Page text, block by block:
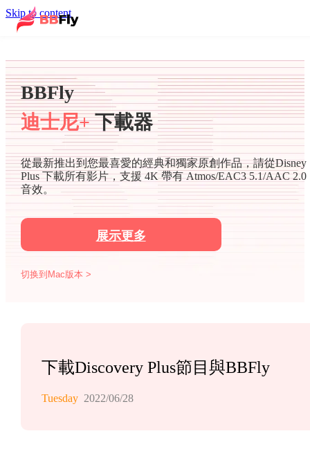
Skip to content
BBFly
迪士尼+下載器
從最新推出到您最喜愛的經典和獨家原創作品，請從Disney
Plus 下載所有影片，支援 4K 帶有 Atmos/EAC3 5.1/AAC 2.0
音效。
展示更多
切换到Mac版本 >
下載Discovery Plus節目與BBFly
Tuesday 2022/06/28